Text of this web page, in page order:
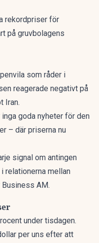
rekordpriser för
på gruvbolagens
som råder i
reagerade negativt på
Iran.
goda nyheter för den
– där priserna nu
signal om antingen
relationerna mellan
Business AM.
under tisdagen.
per uns efter att